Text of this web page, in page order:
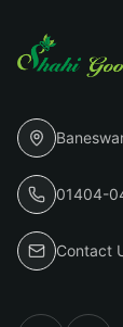
01404-
Contact